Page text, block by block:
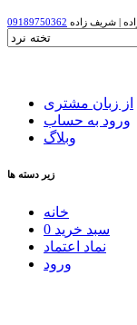
09189750362 | شریف زاده
از زبان مشتری
ورود به حساب
وبلاگ
زیر دسته ها
خانه
0 سبد خرید
نماد اعتماد
ورود